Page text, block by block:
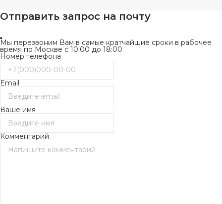
Отправить запрос на почту
Мы перезвоним Вам в самые кратчайшие сроки в рабочее
время по Москве с 10:00 до 18:00
Номер телефона
Email
Ваше имя
Комментарий